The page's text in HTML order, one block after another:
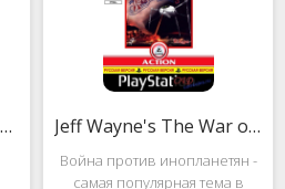
Warcraft 2: The Dark Saga Jeff Wayne's The War of the Worlds
Война против инопланетян -
самая популярная тема в